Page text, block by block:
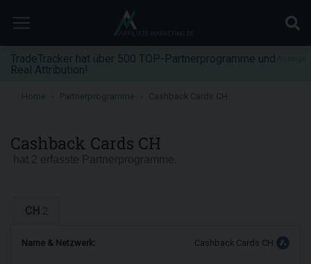
TradeTracker hat über 500 TOP-Partnerprogramme und
Real Attribution!
Home Partnerprogramme
Cashback Cards CH
CH
Name & Netzwerk: Cashback Cards CH